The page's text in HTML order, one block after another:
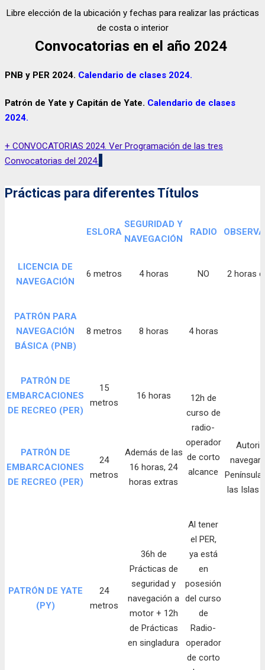
Libre elección de la ubicación y fechas para realizar las prácticas
de costa o interior
Convocatorias en el año 2024
PNB y PER 2024. Calendario de clases 2024.
Patrón de Yate y Capitán de Yate. Calendario de clases
2024.
+ CONVOCATORIAS 2024. Ver Programación de las tres
Convocatorias del 2024.
Prácticas para diferentes Títulos
ESLORA
SEGURIDAD Y
NAVEGACIÓN
RADIO
LICENCIA DE
NAVEGACIÓN
6 metros 4 horas NO 2 horas
PATRÓN PARA
NAVEGACIÓN
BÁSICA (PNB)
8 metros 8 horas 4 horas
PATRÓN DE
EMBARCACIONES
DE RECREO (PER)
15
metros
16 horas
12h de
curso de
radio-
operador
de corto
alcance
PATRÓN DE
EMBARCACIONES
DE RECREO (PER)
24
metros
Además de las
16 horas, 24
horas extras
navegar
Península
las Islas
PATRÓN DE YATE
(PY)
24
metros
36h de
Prácticas de
seguridad y
navegación a
motor + 12h
de Prácticas
en singladura
Al tener
el PER,
ya está
en
posesión
del curso
de
Radio-
operador
de corto